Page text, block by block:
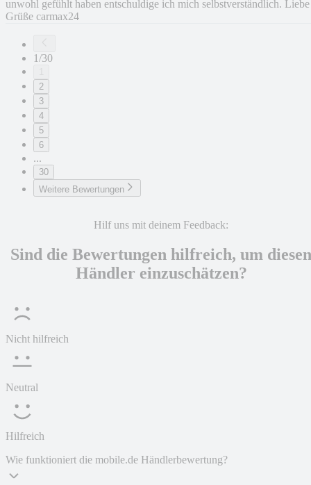
unwohl gefühlt haben entschuldige ich mich selbstverständlich. Liebe
Grüße carmax24
1/30
2
3
4
5
6
...
30
Weitere Bewertungen
Hilf uns mit deinem Feedback:
Sind die Bewertungen hilfreich, um diesen
Händler einzuschätzen?
Nicht hilfreich
Neutral
Hilfreich
Wie funktioniert die mobile.de Händlerbewertung?